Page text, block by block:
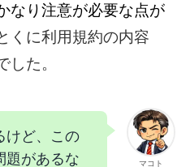
なり注意が必要な点が
くに利用規約の内容
した。
マコト
けど、この
題があるな